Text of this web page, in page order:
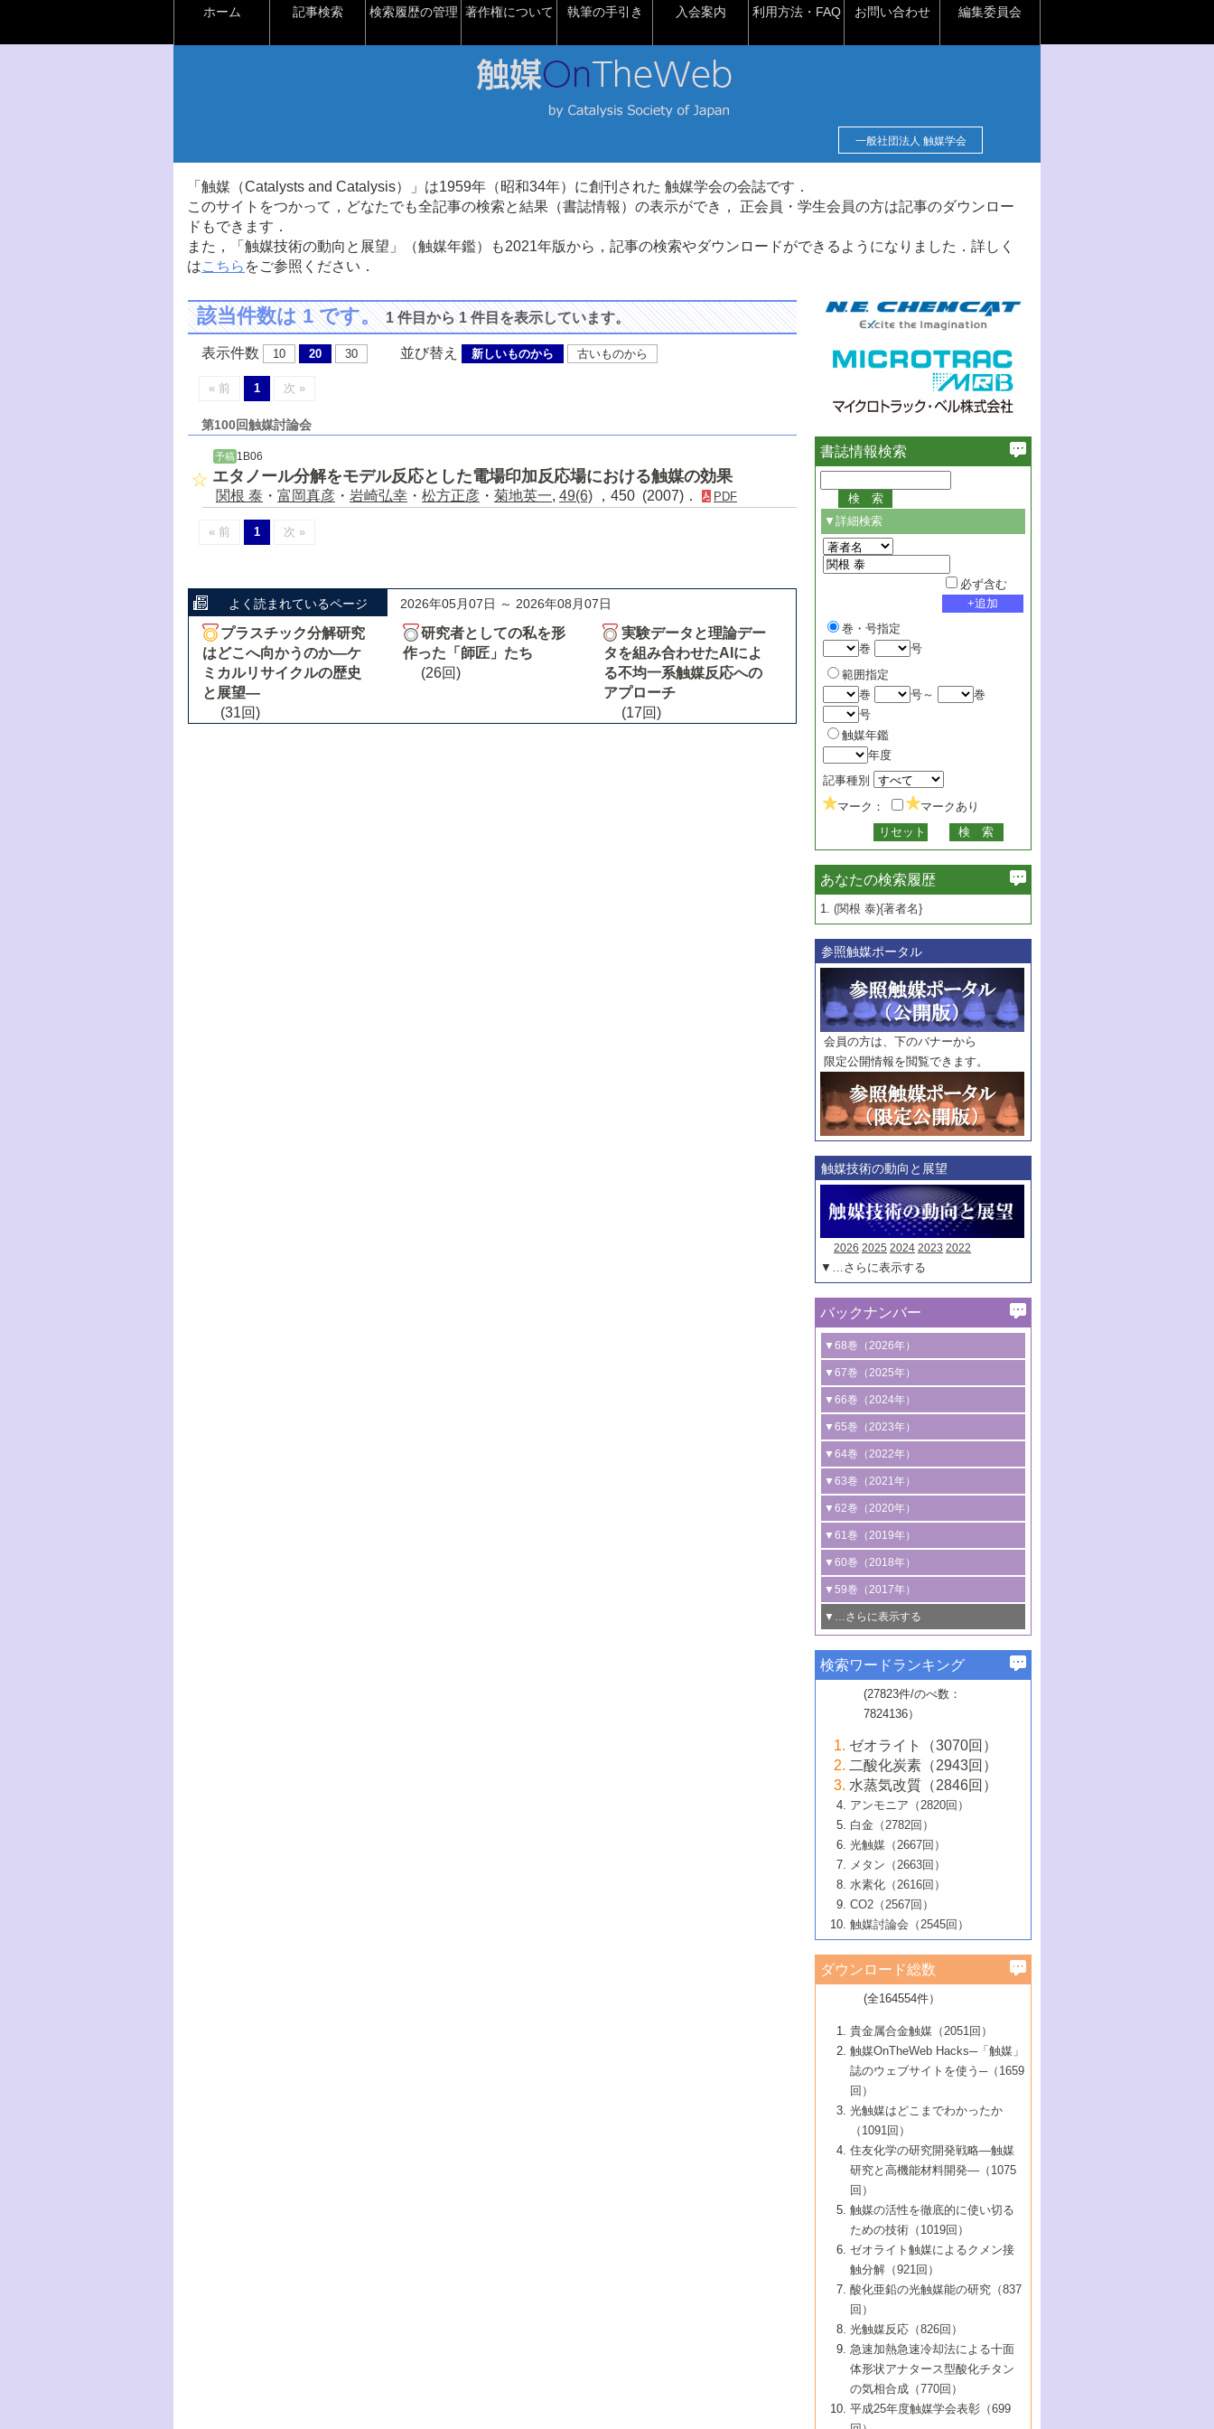
ホーム 記事検索 検索履歴の管理 著作権について 執筆の手引き 入会案内 利用方法・FAQ お問い合わせ 編集委員会
一般社団法人 触媒学会
「触媒（Catalysts and Catalysis）」は1959年（昭和34年）に創刊された 触媒学会の会誌です．
このサイトをつかって，どなたでも全記事の検索と結果（書誌情報）の表示ができ， 正会員・学生会員の方は記事のダウンロー
ドもできます．
また，「触媒技術の動向と展望」（触媒年鑑）も2021年版から，記事の検索やダウンロードができるようになりました．詳しく
はこちら をご参照ください．
該当件数は 1 です。1 件目から 1 件目を表示しています。
表示件数 10 20 30 並び替え 新しいものから 古いものから
« 前 1 次 »
第100回触媒討論会
予稿 1B06
エタノール分解をモデル反応とした電場印加反応場における触媒の効果
関根 泰 ・ 富岡真彦 ・ 岩崎弘幸 ・ 松方正彦 ・ 菊地英一, 49(6) ，450 (2007)． PDF
« 前 1 次 »
よく読まれているページ 2026年05月07日 ～ 2026年08月07日
プラスチック分解研究
はどこへ向かうのか―ケ
ミカルリサイクルの歴史
と展望―
(31回)
研究者としての私を形
作った「師匠」たち
(26回)
実験データと理論デー
タを組み合わせたAIによ
る不均一系触媒反応への
アプローチ
(17回)
書誌情報検索
▼詳細検索
必ず含む
巻・号指定
巻
号
範囲指定
巻
号～
巻
号
触媒年鑑
年度
記事種別
マーク：
マークあり
あなたの検索履歴
1. (関根 泰){著者名}
参照触媒ポータル
会員の方は、下のバナーから
限定公開情報を閲覧できます。
触媒技術の動向と展望
2026 2025 2024 2023 2022
▼…さらに表示する
バックナンバー
▼68巻（2026年）
1号 過酸化水素合成に関する研究動向
2号 コンピューター技術により加速する
触媒開発
3号 有機分子変換やCO 資源化のための
光触媒に関する最近の研究
B号 第137回触媒討論会（2026年）
▼67巻（2025年）
1号 CO
水素化によるグリーン燃料/グリ
ーンケミカル製造
2号 水素製造のための水分解技術に関す
る最近の研究
3号 オレフィン系樹脂の精密合成に関す
る最新技術
4号 アルコール類の効率的変換を実現す
る非貴金属触媒の研究動向
5号 ゼオライトの合成と応用における研
究動向
6号 ヘテロ接合界面
B号 第135回触媒討論会（2025年）
▼66巻（2024年）
1号 低次元ナノ構造を有する触媒材料
2号 規制反応場を活用した固体触媒研究
の新展開
3号 未踏分子変換を目指した酸化触媒プ
ロセスの最前線
4号 シンクロトロン放射光および中性子
線を利用した触媒解析技術の最先端
5号 単原子触媒
6号 参照触媒委員会からのお知らせ
B号 第133回触媒討論会（2023年）
▼65巻（2023年）
1号 炭素が関わる触媒機能
2号 プラスチックケミカルリサイクルの
ための触媒技術
3号 非酸化物系金属化合物を基盤とした
触媒材料の開発
4号 格子酸素・格子酸素欠陥を利用した
触媒反応
5号 生体触媒によるエネルギー変換反応
6号 窒素とリンの循環のための触媒・機
能性材料
▼64巻（2022年）
1号 合成ガス製造とCOを用いるケミカル
ズ合成の最新動向
2号 化学品合成のための合金触媒開発
3号 CO の排出削減および有効活用のた
めの触媒技術
4号 若手による情報発信企画～とびたて
若き触媒の研究者たち～（1）
若き触媒の研究者たち～（2）
6号 石油のノーブル・ユースを志向した
触媒技術
大学：オンライン・対面開催）
▼63巻（2021年）
1号 金触媒の新展開
2号 ペロブスカイト
3号 特殊反応場を利用した触媒的分子変
換反応
4号 多孔質材料を用いた触媒の新展開
5号 情報学的手法を用いた触媒開発
6号 カーボンニュートラルに向けた電解
技術
B号 第127回触媒討論会（2021年・オン
ライン開催(Zoom)のみ）
▼62巻（2020年）
1号 触媒設計を拓く欠陥構造のキャラク
タリゼーション
2号 機能化学品製造に資するクリーンな
触媒的酸化反応
3号 水処理のための触媒化学
4号 光触媒を用いた水分解の最新の研究
動向
5号 次世代の触媒プロセスを支えるマイ
6号 メタン転換技術の最新動向
B号 第125回触媒討論会（2020年・工学
院大学）
▼61巻（2019年）
1号 物質移動制御に着目した触媒プロセ
ス開発
2号 CO2 フリー水素サプライチェーンに
関わる触媒開発動向
3号 精密高分子合成に関する最近の研究
動向
4号 バイオマス化成品製造のための触媒
5号 固体触媒による含窒素有機化合物変
換の最前線
6号 貴金属使用量低減に向けた自動車排
ガス浄化触媒の開発
B号 第123回触媒討論会（2019年・大阪
▼60巻（2018年）
1号 固体酸触媒の最新の研究動向
2号 二酸化炭素からの有用化学品合成
3号 ナノ粒子・クラスター触媒の最前線
4号 60周年記念企画
5号 進化するゼオライト合成技術
6号 非貴金属系触媒における電気化学的
B号 第121回触媒討論会（2018年・東京
大学）
▼59巻（2017年）
1号 いたるところに，触媒
最先端技術
3号 無機分離膜材料の開発と触媒反応プ
ロセスへの適用
5号 水素のふるまいを解き明かす最先端
研究
6号 低級アルカンの有効利用のための触
媒技術
B号 第119回触媒討論会（2017年・首都
大学東京）
▼…さらに表示する
1号 ユニークな構造の高分子を生み出す触
2号 リグニンからの化成品製造に向けた触
媒技術
3号 触媒研究の最先端～とびたて若き研究
者たち～（1）
4号 触媒研究の最先端～とびたて若き研究
者たち～（2）
5号 触媒研究の最先端～とびたて若き研究
者たち～（3）
6号 イオニクス材料と燃料電池・電解合成
の最新の研究動向
B号 第117回触媒討論会（2016年・大阪府
立大学）
▼57巻（2015年）
1号 水素キャリアにかかわる触媒技術の新
2号 石油精製用触媒の最近の進展
3号 固体酸化物形燃料電池（SOFC）におけ
るアノード触媒上での燃料直接改質技術
4号 コアシェル構造の制御による触媒機能
5号 工業触媒およびその周辺技術の最近の
進歩
6号 ナノシート
B号 第115回触媒討論会（2015年・成蹊大
▼56巻（2014年）
2号 光触媒反応機構に関する最新の研究動
向
開発動向
4号 人工光合成に向けた近年のアプローチ
5号 未利用熱エネルギーの有効活用に貢献
する触媒技術
6号 ポリオキソメタレート
B号 第113回触媒討論会（2014年・ロワジ
ールホテル豊橋）
1号 高耐久性燃料電池システム用触媒にお
ける新展開
2号 リビングラジカル重合の最近の動向
3号 天然ガスの化学工業的展開に関する触
媒技術
4号 貴金属触媒の精密構造制御とその活用
5号 バイオマス化成品製造のための固体触
6号 ナノ空間─吸着状態解析から新機能開拓
B号 第111回触媒討論会（2013年・関西大
▼54巻（2012年）
1号 規則性多孔体の利用技術における最近
の進歩
2号 第109回触媒討論会
3号 貴金属低減技術の最新動向
4号 貴金属代替技術の最新動向
5号 光触媒による物質変換反応の新展開
6号 グラフェン
7号 水素を利用する化成品合成の新潮流
▼53巻（2011年）
1号 金属学から見る合金触媒の新展開
2号 第107回触媒討論会
3号 触媒のその場観察法の進歩（１）
4号 触媒のその場観察法の進歩（２）
5号 不活性結合の触媒的活性化による有機
合成
6号 新しい固体酸触媒技術
7号 ゼオライト合成における最近の進歩
▼52巻（2010年）
1号 触媒の劣化対策と長寿命触媒開発
2号 第105回触媒討論会
3号 ナノ構造が拓く新機能
4号 活性サイトおよびその環境の精密な設
計による触媒の高機能化
5号 触媒を有効に使うための技術
7号 有機分子触媒による精密有機合成
8号 高機能化ポリオレフィンに向けた重合
触媒の最近の進展
1号 炭素材料－熱い注目を集める材料－
2号 第103回触媒討論会
3号 環境浄化用光触媒の現状と課題
4号 水素社会の実現に向けた水素製造・貯
蔵技術の進歩
5号 CO2が関わる触媒・材料
7号 持続可能社会実現のための触媒および
触媒関連技術
▼50巻（2008年）
1号 触媒化学と学会のこの10年，半世紀，
そして未来
2号 第101回触媒討論会
4号 錯体を利用したユニークな表面構造の
構築と機能
5号 若手会員による触媒研究の未来展望1：
企業編
6号 第102回触媒討論会
7号 触媒・化学反応における計算化学の進
8号 若手研究者による触媒研究の未来展望
2：大学・研究所編
▼49巻（2007年）
1号 含フッ素化合物の合成と触媒
2号 第99回触媒討論会
3号 実用的ファインケミカル合成プロセス
を実現する触媒
5号 こんな物質，あんな物質―新たな触媒
の可能性―
7号 『結晶の化学』を活かした触媒研究
8号 イオン液体の応用
▼48巻（2006年）
1号 固体酸触媒の最近の進歩
2号 第97回触媒討論会
3号 リビング重合触媒の最近の展開
5号 水素製造・貯蔵のための触媒技術の新
しい展開
6号 第98回触媒討論会
7号 基礎化学品製造の触媒技術
8号 多機能型リアクター
1号 最近の触媒担体とその効果
2号 第95回触媒討論会
4号 水分解用光触媒材料
5号 時間分解分光の進歩と応用
6号 第96回触媒討論会
8号 超臨界流体を用いた化学プロセスの新
▼46巻（2004年）
1号 部分酸化反応触媒の最前線
2号 第93回触媒討論会
3号 特殊エネルギー場の触媒反応
4号 生体内における金属の触媒作用
5号 ファインケミカルズの展開に寄与する
6号 第94回触媒討論会
7号 サブナノレベルでみた新しい表面現象
8号 オレフィン重合触媒の新たな展
▼45巻（2003年）
1号 なぜこの触媒が良いのか？
2号 第91回触媒討論会
3号 最近の自動車排ガス処理技術
4号 触媒研究の現状と将来─第90回触媒討論
5号 基礎化学品製造の触媒技術
6号 第92回触媒討論会
7号 基礎化学品製造の触媒技術
8号 資源の循環と触媒技術
▼44巻（2002年）
1号 高次制御された触媒の化学
2号 第89回触媒討論会
3号 触媒を利用した電気化学の新展開
4号 ナノ材料の調製と機能化
5号 こんな触媒が欲しい
6号 第90回触媒討論会
7号 触媒研究と学術雑誌/情報
8号 若い世代からみた触媒化学の現状と未
▼43巻（2001年）
1号 グリーンケミストリーと触媒
2号 第87回触媒討論会特集号
3号 生体触媒とバイオプロセス
4号 水素製造・利用の触媒化学
5号 触媒研究における新しい切り口：コン
ビナトリアルケミストリー
6号 第88回触媒討論会特集号
7号 企業における触媒研究のブレークスル
8号 この材料を触媒として使ってみません
▼42巻（2000年）
1号 触媒反応工学の明日を拓く
2号 第85回触媒討論会
3号 反応ダイナミクス
5号 触媒のおもしろさをどのように伝える
6号 第86回触媒討論会
7号 水素化精製触媒の新しい展開
8号 新しい反応性と機能性を目指した金属
クラスタ-化学
▼41巻（1999年）
1号 孔、穴、あな?-特異な空間とその利用-
2号 第83回触媒討論会
3号 均一系触媒反応最前線
4号 実用炭素材料の新展開
5号 研究の方法論を考える
7号 機能性金属材料と触媒
8号 触媒研究へのNMRの応用と展望
▼40巻（1998年）
進展と21世紀への提言/創立40周年記念・触
媒学会この10年の歩みとこれから/創立40周
2号 第81回触媒討論会
3号 計算機触媒化学へのさそい
4号 触媒劣化の制御と予測
5号 最新の実用プロセスと触媒
6号 第82回触媒討論会
7号 ナノ構造体の化学
8号 あの反応は今
1号 均一系と不均一系触媒反応-その特徴と
接点
2号 第79回触媒討論会
3号 最新NO除去触媒の実用化研究
4号 新しい反応場を目指した触媒調製
5号 反応・分離技術の新しい展開
6号 第80回触媒討論会
8号 AFMでみる世界
▼38巻（1996年）
1号 触媒の構造と触媒作用/C1化学を中心と
する21世紀への触媒
3号 オリンピックメダル:金・銀・銅はどん
な触媒作用を示すか
4号 触媒作用における機能の複合化
5号 未来を拓け！若手研究者
6号 第78回触媒討論会
7号 ダイナミックな領域への触媒研究の展
開/C1化学を中心とする21世紀への触媒
▼37巻（1995年）
1号 ファインケミカルズと固体触媒
2号 第75回触媒討論会
3号 希土類を利用した触媒
4号 触媒とリサイクル
5号 エネルギー変換触媒
6号 第76回触媒討論会
7号 表面吸着相の新しい展開
8号 マイクロポーラス・クリスタル触媒の
▼36巻（1994年）
1号 電気化学と触媒
2号 第73回触媒討論会
3号 C4化学の展開
4号 《通常号》
5号 《通常号》
6号 第74回触媒討論会
▼35巻（1993年）
1号 工業触媒開発マニュアル―探索から工
業化まで
2号 第71回触媒討論会
3号 研究開発のうらおもて―着想と展開
4号 触媒劣化と寿命の予測
5号 環境に優しい触媒
▼34巻（1992年）
1号 インパクトを与えたこの研究
2号 第69回触媒討論会
3号 ケミカルズ合成触媒―新しい展開と応
▼33巻（1991年）
1号 触媒プロセス開発マニュアル―探索か
ら工業化まで，知っておきたいこと PartII
2号 第67回触媒討論会
▼32巻（1990年）
1号 21世紀に向けて触媒研究の飛躍をめざ
す―触媒化学の裾野を広げよう
2号 第65回触媒討論会
▼31巻（1989年）
1号 情報科学と反応設計・材料設計
▼30巻（1988年）
検索ワードランキング
(27823件/のべ数：
7824136）
ゼオライト（3070回）
二酸化炭素（2943回）
水蒸気改質（2846回）
アンモニア（2820回）
白金（2782回）
光触媒（2667回）
メタン（2663回）
水素化（2616回）
CO2（2567回）
触媒討論会（2545回）
ダウンロード総数
(全164554件）
貴金属合金触媒（2051回）
触媒OnTheWeb Hacks─「触媒」
誌のウェブサイトを使う─（1659
回）
光触媒はどこまでわかったか
（1091回）
住友化学の研究開発戦略―触媒
研究と高機能材料開発―（1075
回）
触媒の活性を徹底的に使い切る
ための技術（1019回）
ゼオライト触媒によるクメン接
触分解（921回）
酸化亜鉛の光触媒能の研究（837
回）
光触媒反応（826回）
急速加熱急速冷却法による十面
体形状アナタース型酸化チタン
の気相合成（770回）
平成25年度触媒学会表彰（699